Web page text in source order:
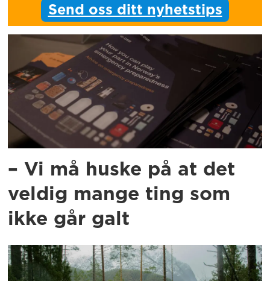
Send oss ditt nyhetstips
– Vi må huske på at det
veldig mange ting som
ikke går galt